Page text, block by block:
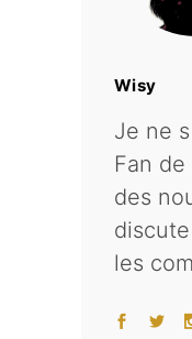
Wisy
Je ne
Fan
des
les